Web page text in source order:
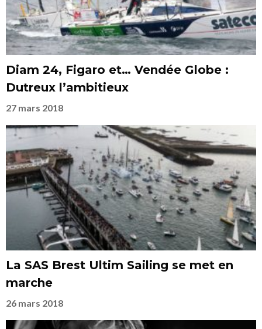
Diam 24, Figaro et… Vendée Globe :
Dutreux l’ambitieux
27 mars 2018
La SAS Brest Ultim Sailing se met en
marche
26 mars 2018